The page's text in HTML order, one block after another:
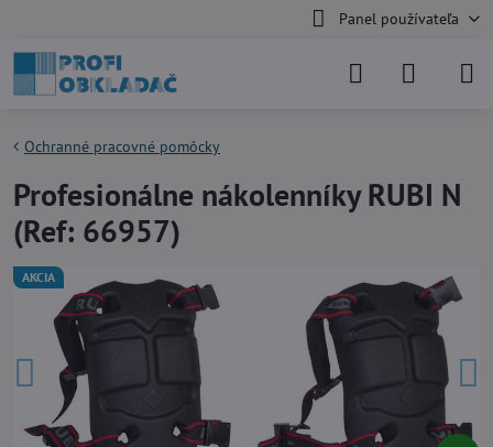
Panel používateľa
AKCIA
Ochranné pracovné pomôcky
Profesionálne nákolenníky RUBI N
(Ref: 66957)